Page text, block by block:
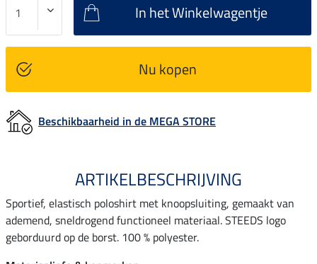
In het Winkelwagentje
Nu kopen
Beschikbaarheid in de MEGA STORE
ARTIKELBESCHRIJVING
Sportief, elastisch poloshirt met knoopsluiting, gemaakt van
ademend, sneldrogend functioneel materiaal. STEEDS logo
geborduurd op de borst. 100 % polyester.